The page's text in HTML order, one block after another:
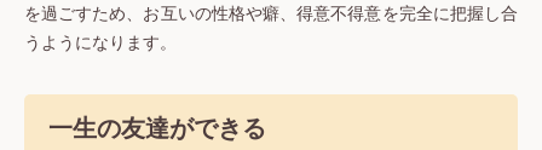
を過ごすため、お互いの性格や癖、得意不得意を完全に把握し合
うようになります。
一生の友達ができる